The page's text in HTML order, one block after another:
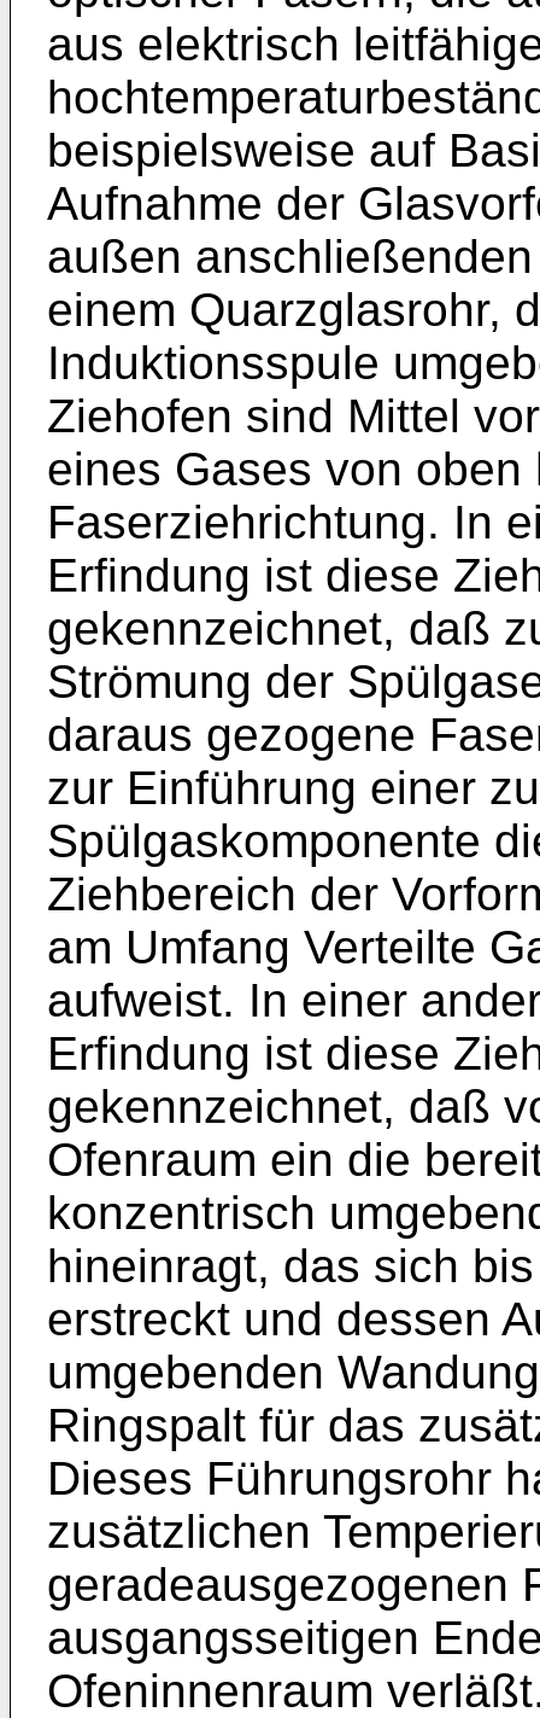
aus elektrisch
beispielsweise auf
Aufnahme der
außen
einem Quarzglasrohr,
Induktionsspule
Ziehofen sind Mittel
eines Gases von oben
Faserziehrichtung. In
Erfindung ist diese
gekennzeichnet, daß
Strömung der
daraus gezogene
zur Einführung einer
Spülgaskomponente
Ziehbereich der
am Umfang Verteilte
aufweist. In einer
Erfindung ist diese
gekennzeichnet, daß
Ofenraum ein die
konzentrisch
hineinragt, das sich
erstreckt und dessen
umgebenden
Ringspalt für das
Dieses Führungsrohr
zusätzlichen
geradeausgezogenen
ausgangsseitigen
Ofeninnenraum